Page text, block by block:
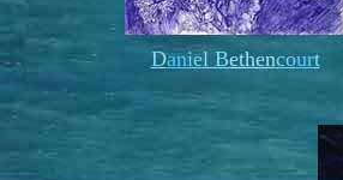
Daniel Bethencourt